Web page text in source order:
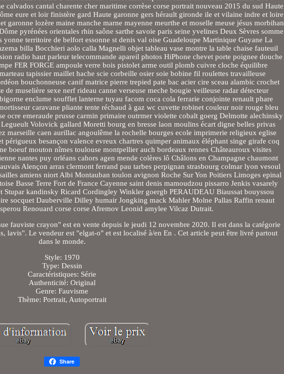
calvados cantal charente cher maritime corrèse corse portrait nouveau 2015 du sud Haute
eure et loir finistère gard Haute garonne gers hérault gironde ile et vilaine indre et loire
garonne lozère maine manche marne mayenne meurthe et moselle meuse jésus morbihan
pyrénées orientales rhin saône sarthe savoie paris seine yvelines Deux Sèvres somme
yonne territoire de belfort essonne st denis val oise Guadeloupe Martinique Guyane La
billa Bocchieri aolo calla Magnelli objet tableau vase montre la table chaise fauteuil
radio haut parleur telecommande apareil photos HiPhone chevet porte poignee douche
FER FORGE ampoule verre bois pistolet arme outil plomb cuivre cloche équilibre
tapissier maillet hache scie corbeille osier soie bobine fil roulettes travailleuse
bouchonneuse canif matrice pierre trepied pate bac acier cire sceau alambic crochet
de muselière sexe nerf rideau canne verseuse meche bougie veilleuse radar détecteur
enclume soufflet lanterne tuyau facom coca cola ferrarie conjointe renault phare
caravane pliante tente réchaud à gaz wc cuvette robinet couleur noir rouge bleu
ocre emeraude prusse carmin primaire outrmer violette cobalt goerg Delmotte alechinsky
Volovick gallard Moretti bourg en bresse laon moulins écart digne belles privas
marseille caen aurillac angoulême la rochelle bourges ecole imprimerie religieux eglise
périgueux besançon valence evreux chartres quimper animaux éléphant singe girafe coq
boeuf mouton nîmes toulouse montpellier auch bordeaux rennes Châteauroux visites
nantes puy orléans cahors agen mende colères lô Châlons en Champagne chaumont
Alençon arras clermont ferrand pau tarbes perpignan strasbourg colmar lyon vesoul
amiens niort Albi Montauban toulon avignon Roche Sur Yon Poitiers Limoges epinal
Basse Terre Fort de France Cayenne saint denis mamoudzou pissarro Jenkis vasarely
Stupar kandinsky Ricard Cordingley Winkler goergb PERAUDEAU Biaussat bouyssou
socquet Dauberville Dilley humair Jongking mack Mahler Molne Pallas Raffin renaut
Renouard corse corse Afremov Leonid amylee Vilcaz Dutrait.
fauviste crayon" est en vente depuis le jeudi 12 novembre 2020. Il est dans la catégorie
lavis". Le vendeur est "elgat-o" et est localisé à/en En . Cet article peut être livré partout
dans le monde.
Style: 1970
Type: Dessin
Caractéristiques: Série
Authenticité: Original
Genre: Fauvisme
Thème: Portrait, Autoportrait
Share